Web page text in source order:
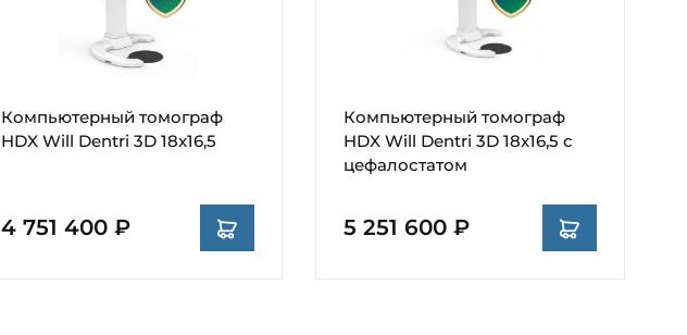
Компьютерный томограф
HDX Will Dentri 3D 18x16,5
4 751 400 ₽
Компьютерный томограф
HDX Will Dentri 3D 18x16,5 с
цефалостатом
5 251 600 ₽